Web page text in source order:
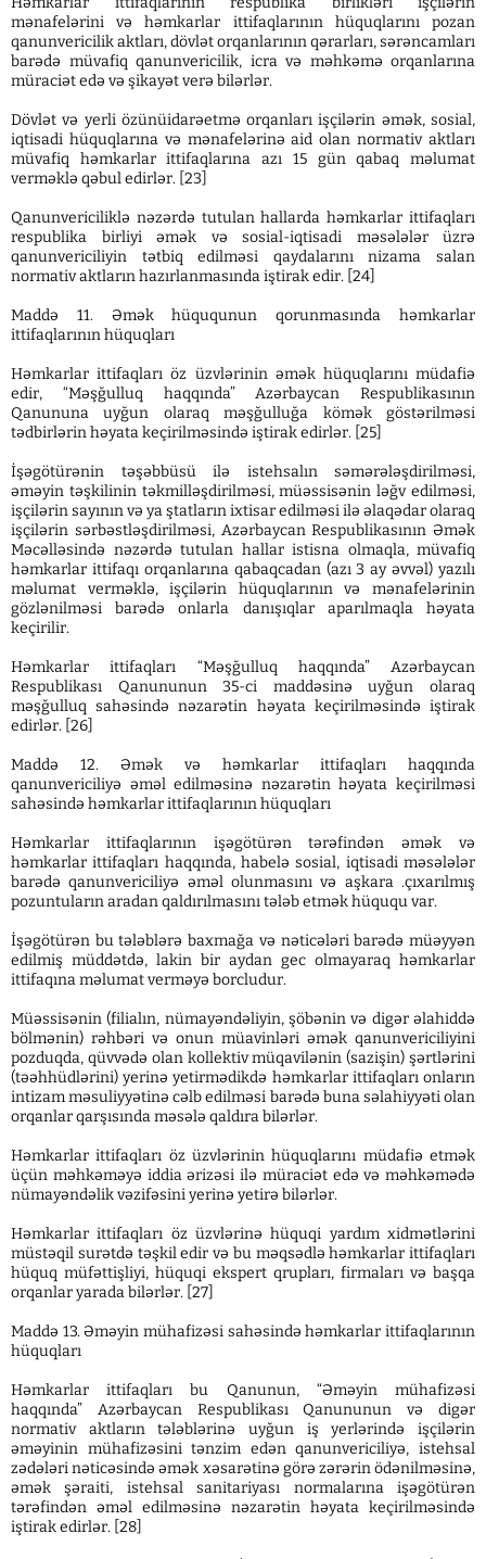
mənafelərini və həmkarlar ittifaqlarının hüquqlarını pozan
qanunvericilik aktları, dövlət orqanlarının qərarları, sərəncamları
barədə müvafiq qanunvericilik, icra və məhkəmə orqanlarına
müraciət edə və şikayət verə bilərlər.
Dövlət və yerli özünüidarəetmə orqanları işçilərin əmək, sosial,
iqtisadi hüquqlarına və mənafelərinə aid olan normativ aktları
müvafiq həmkarlar ittifaqlarına azı 15 gün qabaq məlumat
verməklə qəbul edirlər. [23]
Qanunvericiliklə nəzərdə tutulan hallarda həmkarlar ittifaqları
respublika birliyi əmək və sosial-iqtisadi məsələlər üzrə
qanunvericiliyin tətbiq edilməsi qaydalarını nizama salan
normativ aktların hazırlanmasında iştirak edir. [24]
Maddə 11. Əmək hüququnun qorunmasında həmkarlar
ittifaqlarının hüquqları
Həmkarlar ittifaqları öz üzvlərinin əmək hüquqlarını müdafiə
edir, “Məşğulluq haqqında” Azərbaycan Respublikasının
Qanununa uyğun olaraq məşğulluğa kömək göstərilməsi
tədbirlərin həyata keçirilməsində iştirak edirlər. [25]
İşəgötürənin təşəbbüsü ilə istehsalın səmərələşdirilməsi,
əməyin təşkilinin təkmilləşdirilməsi, müəssisənin ləğv edilməsi,
işçilərin sayının və ya ştatların ixtisar edilməsi ilə əlaqədar olaraq
işçilərin sərbəstləşdirilməsi, Azərbaycan Respublikasının Əmək
Məcəlləsində nəzərdə tutulan hallar istisna olmaqla, müvafiq
həmkarlar ittifaqı orqanlarına qabaqcadan (azı 3 ay əvvəl) yazılı
məlumat verməklə, işçilərin hüquqlarının və mənafelərinin
gözlənilməsi barədə onlarla danışıqlar aparılmaqla həyata
keçirilir.
Həmkarlar ittifaqları “Məşğulluq haqqında” Azərbaycan
Respublikası Qanununun 35-ci maddəsinə uyğun olaraq
məşğulluq sahəsində nəzarətin həyata keçirilməsində iştirak
edirlər. [26]
Maddə 12. Əmək və həmkarlar ittifaqları haqqında
qanunvericiliyə əməl edilməsinə nəzarətin həyata keçirilməsi
sahəsində həmkarlar ittifaqlarının hüquqları
Həmkarlar ittifaqlarının işəgötürən tərəfindən əmək və
həmkarlar ittifaqları haqqında, habelə sosial, iqtisadi məsələlər
barədə qanunvericiliyə əməl olunmasını və aşkara .çıxarılmış
pozuntuların aradan qaldırılmasını tələb etmək hüququ var.
İşəgötürən bu tələblərə baxmağa və nəticələri barədə müəyyən
edilmiş müddətdə, lakin bir aydan gec olmayaraq həmkarlar
ittifaqına məlumat verməyə borcludur.
Müəssisənin (filialın, nümayəndəliyin, şöbənin və digər əlahiddə
bölmənin) rəhbəri və onun müavinləri əmək qanunvericiliyini
pozduqda, qüvvədə olan kollektiv müqavilənin (sazişin) şərtlərini
(təəhhüdlərini) yerinə yetirmədikdə həmkarlar ittifaqları onların
intizam məsuliyyətinə cəlb edilməsi barədə buna səlahiyyəti olan
orqanlar qarşısında məsələ qaldıra bilərlər.
Həmkarlar ittifaqları öz üzvlərinin hüquqlarını müdafiə etmək
üçün məhkəməyə iddia ərizəsi ilə müraciət edə və məhkəmədə
nümayəndəlik vəzifəsini yerinə yetirə bilərlər.
Həmkarlar ittifaqları öz üzvlərinə hüquqi yardım xidmətlərini
müstəqil surətdə təşkil edir və bu məqsədlə həmkarlar ittifaqları
hüquq müfəttişliyi, hüquqi ekspert qrupları, firmaları və başqa
orqanlar yarada bilərlər. [27]
Maddə 13. Əməyin mühafizəsi sahəsində həmkarlar ittifaqlarının
hüquqları
Həmkarlar ittifaqları bu Qanunun, “Əməyin mühafizəsi
haqqında” Azərbaycan Respublikası Qanununun və digər
normativ aktların tələblərinə uyğun iş yerlərində işçilərin
əməyinin mühafizəsini tənzim edən qanunvericiliyə, istehsal
zədələri nəticəsində əmək xəsarətinə görə zərərin ödənilməsinə,
əmək şəraiti, istehsal sanitariyası normalarına işəgötürən
tərəfindən əməl edilməsinə nəzarətin həyata keçirilməsində
iştirak edirlər. [28]